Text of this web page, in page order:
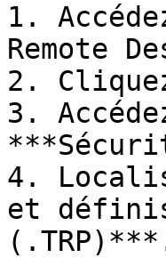
1.
Remote
2.
3.
4.
et